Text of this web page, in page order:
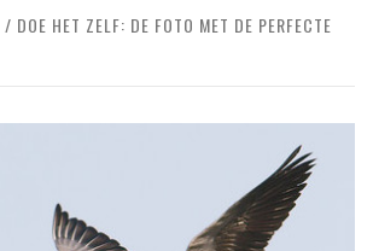
DOE HET ZELF: DE FOTO MET DE PERFECTE